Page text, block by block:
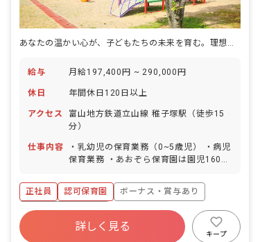
あなたの温かい心が、子どもたちの未来を育む。理想の保育、ここで見つけませんか？
給与 月給197,400円 ~ 290,000円
休日 年間休日120日以上
アクセス
富山地方鉄道立山線 稚子塚駅（徒歩15
分）
仕事内容
・乳幼児の保育業務（0~5歳児） ・病児
保育業務 ・あおぞら保育園は園児160
す。 ■園児年齢層：0～5歳児
正社員 認可保育園
ボーナス・賞与あり
年間休日120日以上
寮・住宅・家賃補助あり
社会保険完備
詳しく見る
キープ